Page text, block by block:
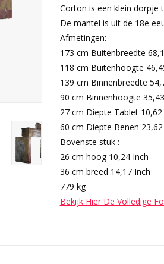
Corton is een klein dorpje
De mantel is uit de 18e
Afmetingen:
173 cm Buitenbreedte
118 cm Buitenhoogte
139 cm Binnenbreedte
90 cm Binnenhoogte
27 cm Diepte Tablet 10,62
60 cm Diepte Benen
Bovenste stuk :
26 cm hoog 10,24 Inch
36 cm breed 14,17 Inch
779 kg
Bekijk Hier De Volledige